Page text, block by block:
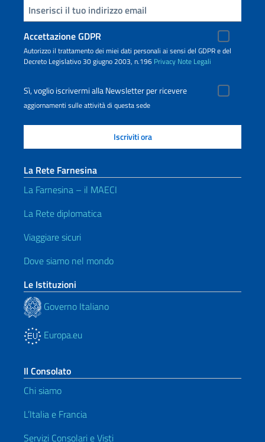
Inserisci la tua email
Accettazione GDPR
Autorizzo il trattamento dei miei dati personali ai sensi del GDPR e del
Decreto Legislativo 30 giugno 2003, n.196 Privacy Note Legali
Sì, voglio iscrivermi alla Newsletter per ricevere
aggiornamenti sulle attività di questa sede
La Rete Farnesina
La Farnesina – il MAECI
La Rete diplomatica
Viaggiare sicuri
Dove siamo nel mondo
Le Istituzioni
Governo Italiano
Europa.eu
Il Consolato
Chi siamo
L’Italia e Francia
Servizi Consolari e Visti